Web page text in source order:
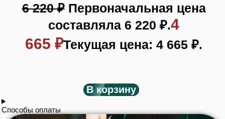
6 220₽ Первоначальная цена
составляла 6 220 ₽.4
665 ₽Текущая цена: 4 665 ₽.
В корзину
Способы оплаты